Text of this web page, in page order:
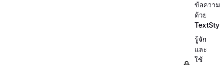
ข้อความ
ด้วย
รู้จัก
และ
ใช้